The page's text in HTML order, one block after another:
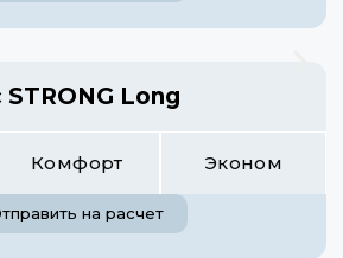
Long
Комфорт Эконом
на расчет